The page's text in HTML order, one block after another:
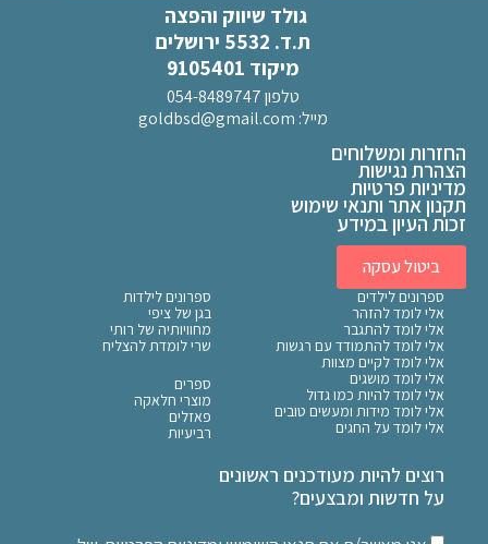
גולד שיווק והפצה
ת.ד. 5532 ירושלים
מיקוד 9105401
טלפון 054-8489747
מייל: goldbsd@gmail.com
החזרות ומשלוחים
הצהרת נגישות
מדיניות פרטיות
תקנון אתר ותנאי שימוש
זכות העיון במידע
ביטול עסקה
ספרונים לילדים
אלי לומד להזהר
אלי לומד להתגבר
אלי לומד להתמודד עם רגשות
אלי לומד לקיים מצוות
אלי לומד מושגים
אלי לומד להיות כמו גדול
אלי לומד מידות ומעשים טובים
אלי לומד על החגים
ספרונים לילדות
בגן של ציפי
מחוויותיה של רותי
שרי לומדת להצליח
ספרים
מוצרי חלאקה
פאזלים
רביעיות
רוצים להיות מעודכנים ראשונים
על חדשות ומבצעים?